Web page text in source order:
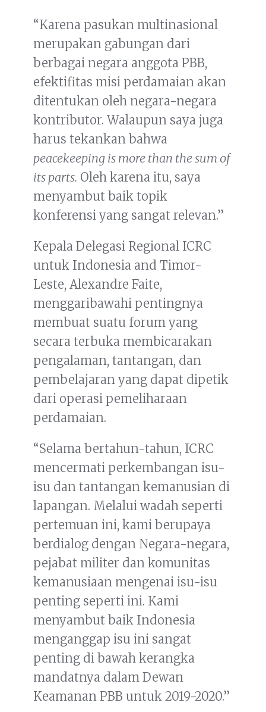
“Karena pasukan multinasional
merupakan gabungan dari
berbagai negara anggota PBB,
efektifitas misi perdamaian akan
ditentukan oleh negara-negara
kontributor. Walaupun saya juga
harus tekankan bahwa
peacekeeping is more than the sum of
its parts. Oleh karena itu, saya
menyambut baik topik
konferensi yang sangat relevan.”
Kepala Delegasi Regional ICRC
untuk Indonesia and Timor-
Leste, Alexandre Faite,
menggaribawahi pentingnya
membuat suatu forum yang
secara terbuka membicarakan
pengalaman, tantangan, dan
pembelajaran yang dapat dipetik
dari operasi pemeliharaan
perdamaian.
“Selama bertahun-tahun, ICRC
mencermati perkembangan isu-
isu dan tantangan kemanusian di
lapangan. Melalui wadah seperti
pertemuan ini, kami berupaya
berdialog dengan Negara-negara,
pejabat militer dan komunitas
kemanusiaan mengenai isu-isu
penting seperti ini. Kami
menyambut baik Indonesia
menganggap isu ini sangat
penting di bawah kerangka
mandatnya dalam Dewan
Keamanan PBB untuk 2019-2020.”